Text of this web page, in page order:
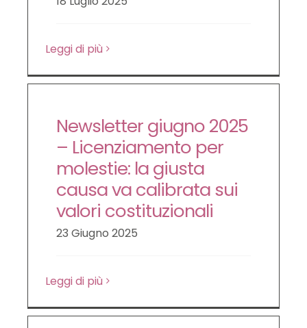
Leggi di più
Newsletter giugno 2025
– Licenziamento per
molestie: la giusta
causa va calibrata sui
valori costituzionali
23 Giugno 2025
Leggi di più